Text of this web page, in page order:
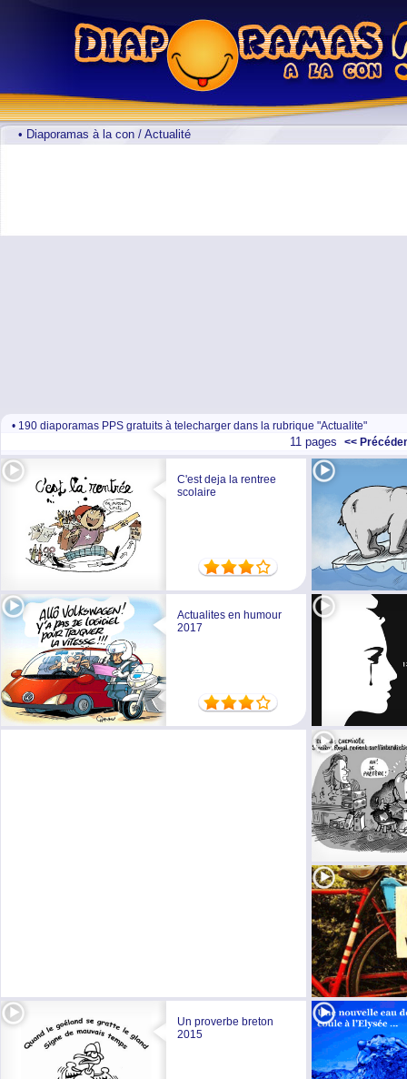
• Diaporamas à la con / Actualité
• 190 diaporamas PPS gratuits à telecharger dans la rubrique "Actualite"
11 pages <<
C'est deja la rentree
scolaire
Actualites en humour
2017
Un proverbe breton
2015